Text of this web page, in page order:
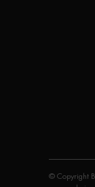
© Copyright